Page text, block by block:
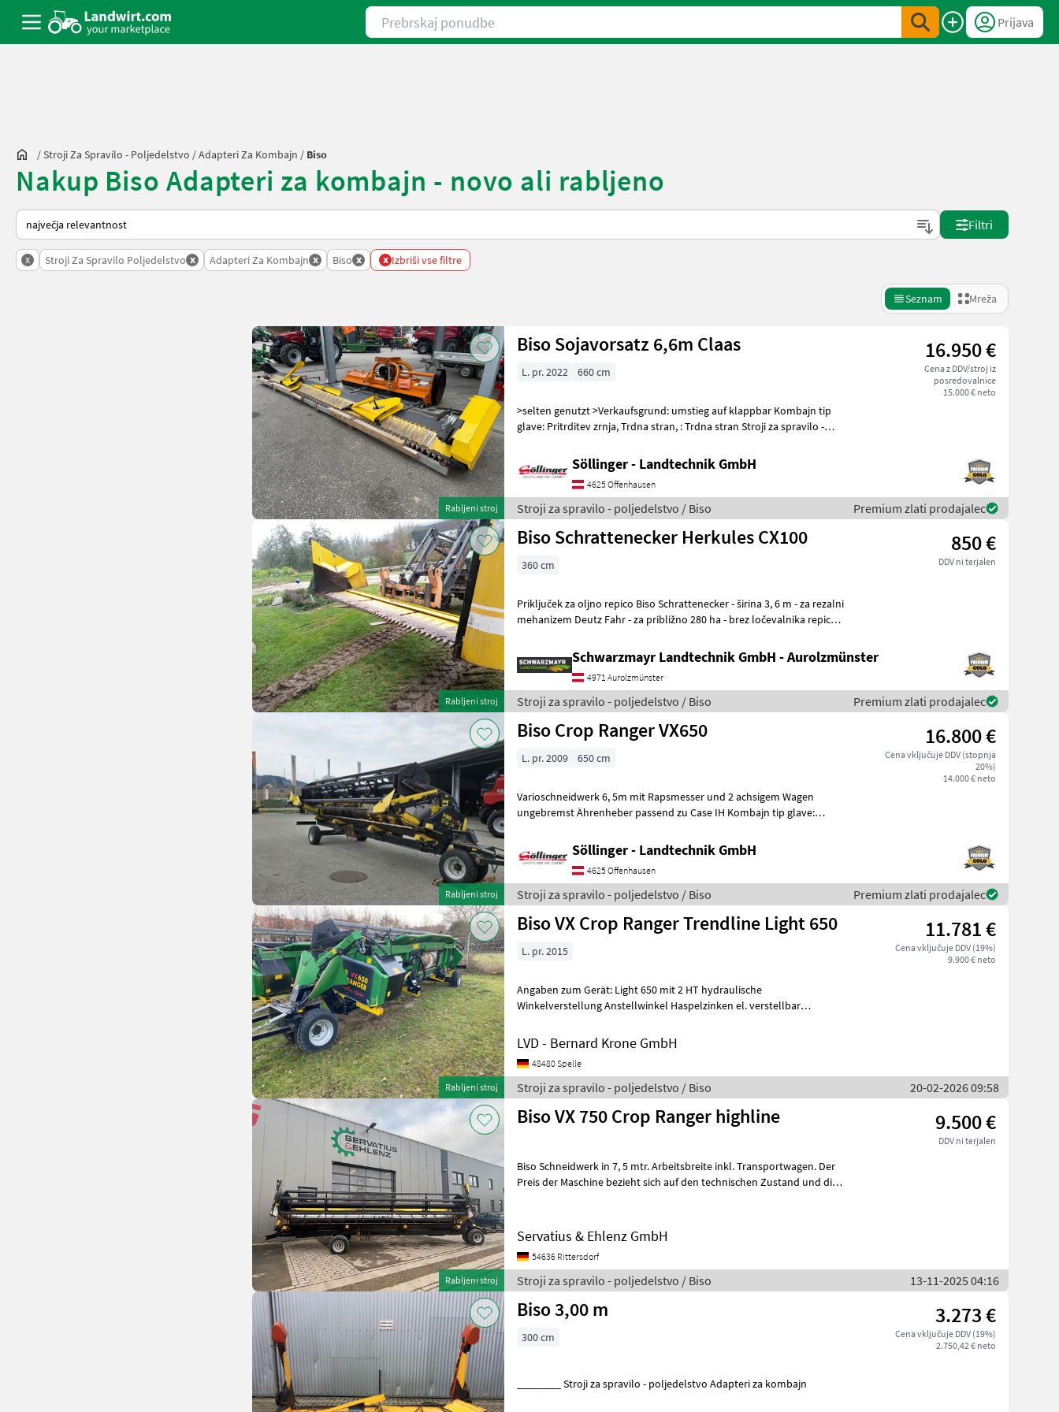
Prebrskaj ponudbe
Prijava
/Stroji Za Spravilo - Poljedelstvo /Adapteri Za Kombajn / Biso
Nakup Biso Adapteri za kombajn - novo ali rabljeno
Tako je razvrščeno na Landwirt.com
Filtri
x Stroji Za Spravilo Poljedelstvo x Adapteri Za Kombajn x Biso x x Izbriši vse filtre
Seznam Mreža
Rabljeni stroj
Biso Sojavorsatz 6,6m Claas 16.950 €
Cena z DDV/stroj iz
posredovalnice
15.000 € neto
L. pr. 2022 660 cm
>selten genutzt >Verkaufsgrund: umstieg auf klappbar Kombajn tip
glave: Pritrditev zrnja, Trdna stran, : Trdna stran Stroji za spravilo -
Söllinger - Landtechnik GmbH
4625 Offenhausen
Stroji za spravilo - poljedelstvo / Biso Premium zlati prodajalec
Rabljeni stroj
Biso Schrattenecker Herkules CX100 850 €
DDV ni terjalen
360 cm
Priključek za oljno repico Biso Schrattenecker - širina 3, 6 m - za rezalni
mehanizem Deutz Fahr - za približno 280 ha - brez ločevalnika repice -
Schwarzmayr Landtechnik GmbH - Aurolzmünster
4971 Aurolzmünster
Stroji za spravilo - poljedelstvo / Biso Premium zlati prodajalec
Rabljeni stroj
Biso Crop Ranger VX650 16.800 €
Cena vključuje DDV (stopnja
20%)
14.000 € neto
L. pr. 2009 650 cm
Varioschneidwerk 6, 5m mit Rapsmesser und 2 achsigem Wagen
ungebremst Ährenheber passend zu Case IH Kombajn tip glave:
Söllinger - Landtechnik GmbH
4625 Offenhausen
Stroji za spravilo - poljedelstvo / Biso Premium zlati prodajalec
Rabljeni stroj
Biso VX Crop Ranger Trendline Light 650 11.781 €
Cena vključuje DDV (19%)
9.900 € neto
L. pr. 2015
Angaben zum Gerät: Light 650 mit 2 HT hydraulische
Winkelverstellung Anstellwinkel Haspelzinken el. verstellbar
LVD - Bernard Krone GmbH
48480 Spelle
Stroji za spravilo - poljedelstvo / Biso 20-02-2026 09:58
Rabljeni stroj
Biso VX 750 Crop Ranger highline 9.500 €
DDV ni terjalen
Biso Schneidwerk in 7, 5 mtr. Arbeitsbreite inkl. Transportwagen. Der
Preis der Maschine bezieht sich auf den technischen Zustand und die
Servatius & Ehlenz GmbH
54636 Rittersdorf
Stroji za spravilo - poljedelstvo / Biso 13-11-2025 04:16
Biso 3,00 m 3.273 €
Cena vključuje DDV (19%)
2.750,42 € neto
300 cm
________ Stroji za spravilo - poljedelstvo Adapteri za kombajn